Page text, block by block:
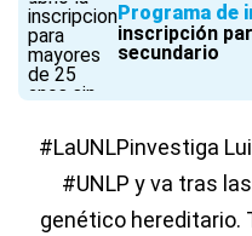
Programa de
inscripción
secundario
#LaUNLPinvestiga
#UNLP y va tras
genético hereditario.